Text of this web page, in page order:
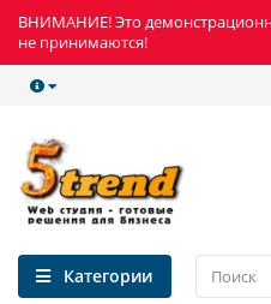
ВНИМАНИЕ! Это
не принимаются!
Категории